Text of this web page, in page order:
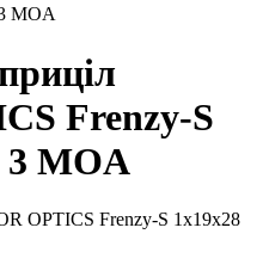
MOA
Frenzy-S
3 MOA